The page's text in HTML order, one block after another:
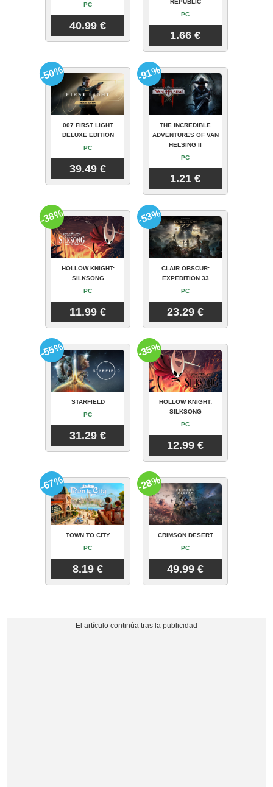
PC
40.99 €
PC
1.66 €
007 FIRST LIGHT
DELUXE EDITION
PC
39.49 €
-50%
THE INCREDIBLE
ADVENTURES OF VAN
HELSING II
PC
1.21 €
-91%
HOLLOW KNIGHT:
SILKSONG
PC
11.99 €
-38%
CLAIR OBSCUR:
EXPEDITION 33
PC
23.29 €
-53%
STARFIELD
PC
31.29 €
-55%
HOLLOW KNIGHT:
SILKSONG
PC
12.99 €
-35%
TOWN TO CITY
PC
8.19 €
-67%
CRIMSON DESERT
PC
49.99 €
-28%